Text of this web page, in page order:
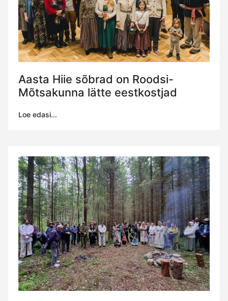
Aasta Hiie sõbrad on Roodsi-
Mõtsakunna lätte eestkostjad
Loe edasi...